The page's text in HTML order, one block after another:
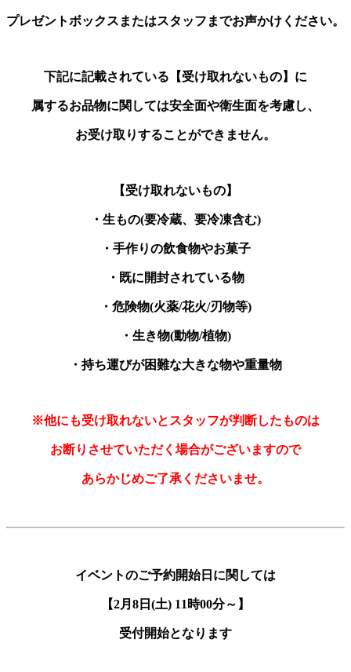
プレゼントボックスまたはスタッフまでお声かけください。
下記に記載されている【受け取れないもの】に
属するお品物に関しては安全面や衛生面を考慮し、
お受け取りすることができません。
【受け取れないもの】
・生もの(要冷蔵、要冷凍含む)
・手作りの飲食物やお菓子
・既に開封されている物
・危険物(火薬/花火/刃物等)
・生き物(動物/植物)
・持ち運びが困難な大きな物や重量物
※他にも受け取れないとスタッフが判断したものは
お断りさせていただく場合がございますので
あらかじめご了承くださいませ。
イベントのご予約開始日に関しては
【2月8日(土) 11時00分～】
受付開始となります